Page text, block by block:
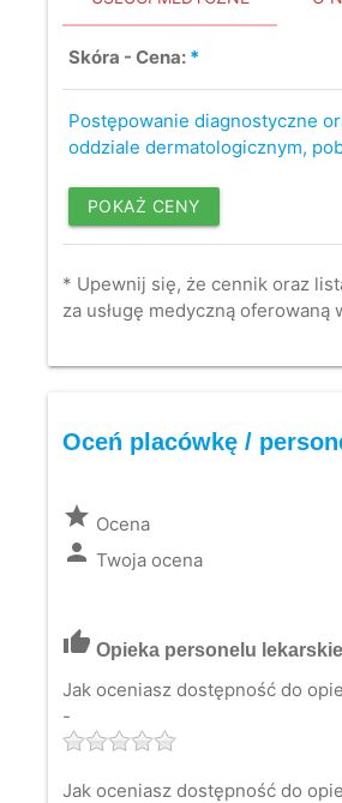
Skóra - Cena: *
Postępowanie diagnostyczne
oddziale dermatologicznym,
POKAŻ CENY
* Upewnij się, że cennik oraz
za usługę medyczną
Oceń placówkę /
grade Ocena
person Twoja ocena
thumb_up Opieka personelu
Jak oceniasz dostępność do
-
Jak oceniasz dostępność do